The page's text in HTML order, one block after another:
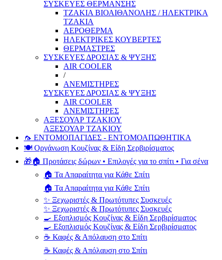
ΣΥΣΚΕΥΕΣ ΘΕΡΜΑΝΣΗΣ
ΤΖΑΚΙΑ ΒΙΟΑΙΘΑΝΟΛΗΣ / ΗΛΕΚΤΡΙΚΑ
ΤΖΑΚΙΑ
ΑΕΡΟΘΕΡΜΑ
ΗΛΕΚΤΡΙΚΕΣ ΚΟΥΒΕΡΤΕΣ
ΘΕΡΜΑΣΤΡΕΣ
ΣΥΣΚΕΥΕΣ ΔΡΟΣΙΑΣ & ΨΥΞΗΣ
AIR COOLER
/
ΑΝΕΜΙΣΤΗΡΕΣ
ΣΥΣΚΕΥΕΣ ΔΡΟΣΙΑΣ & ΨΥΞΗΣ
AIR COOLER
ΑΝΕΜΙΣΤΗΡΕΣ
ΑΞΕΣΟΥΑΡ ΤΖΑΚΙΟΥ
ΑΞΕΣΟΥΑΡ ΤΖΑΚΙΟΥ
🦟 ΕΝΤΟΜΟΠΑΓΙΔΕΣ - ΕΝΤΟΜΟΑΠΩΘΗΤΙΚΑ
🍽️ Οργάνωση Κουζίνας & Είδη Σερβιρίσματος
🎁🏠 Προτάσεις δώρων • Επιλογές για το σπίτι • Για σένα
🏠 Τα Απαραίτητα για Κάθε Σπίτι
🏠 Τα Απαραίτητα για Κάθε Σπίτι
✨ Ξεχωριστές & Πρωτότυπες Συσκευές
✨ Ξεχωριστές & Πρωτότυπες Συσκευές
🍳 Εξοπλισμός Κουζίνας & Είδη Σερβιρίσματος
🍳 Εξοπλισμός Κουζίνας & Είδη Σερβιρίσματος
☕ Καφές & Απόλαυση στο Σπίτι
☕ Καφές & Απόλαυση στο Σπίτι